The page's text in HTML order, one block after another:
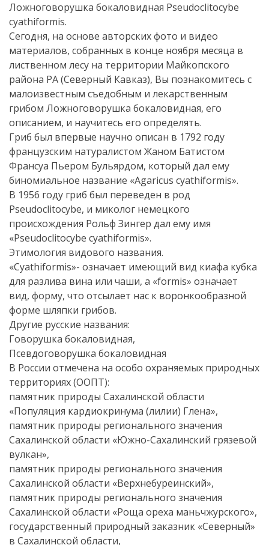
Ложноговорушка бокаловидная Pseudoclitocybe
cyathiformis.
Сегодня, на основе авторских фото и видео
материалов, собранных в конце ноября месяца в
лиственном лесу на территории Майкопского
района РА (Северный Кавказ), Вы познакомитесь с
малоизвестным съедобным и лекарственным
грибом Ложноговорушка бокаловидная, его
описанием, и научитесь его определять.
Гриб был впервые научно описан в 1792 году
французским натуралистом Жаном Батистом
Франсуа Пьером Бульярдом, который дал ему
биномиальное название «Agaricus cyathiformis».
В 1956 году гриб был переведен в род
Pseudoclitocybe, и миколог немецкого
происхождения Рольф Зингер дал ему имя
«Pseudoclitocybe cyathiformis».
Этимология видового названия.
«Cyathiformis»- означает имеющий вид киафа кубка
для разлива вина или чаши, а «formis» означает
вид, форму, что отсылает нас к воронкообразной
форме шляпки грибов.
Другие русские названия:
Говорушка бокаловидная,
Псевдоговорушка бокаловидная
В России отмечена на особо охраняемых природных
территориях (ООПТ):
памятник природы Сахалинской области
«Популяция кардиокринума (лилии) Глена»,
памятник природы регионального значения
Сахалинской области «Южно-Сахалинский грязевой
вулкан»,
памятник природы регионального значения
Сахалинской области «Верхнебуреинский»,
памятник природы регионального значения
Сахалинской области «Роща ореха маньчжурского»,
государственный природный заказник «Северный»
в Сахалинской области,